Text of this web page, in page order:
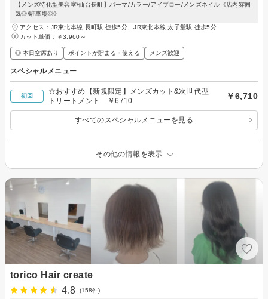
【メンズ特化型美容室/仙台長町】パーマ/カラー/アイブロー/メンズネイル《店内雰囲
気◎/駐車場◎》
アクセス：JR東北本線 長町駅 徒歩5分、JR東北本線 太子堂駅 徒歩5分
カット単価： ￥3,960～
◎ 本日空席あり ポイントが貯まる・使える メンズ歓迎
スペシャルメニュー
初回
☆おすすめ【新規限定】メンズカット&次世代型
トリートメント ￥6710
￥6,710
すべてのスペシャルメニューを見る
その他の情報を表示
torico Hair create
4.8
(158件)